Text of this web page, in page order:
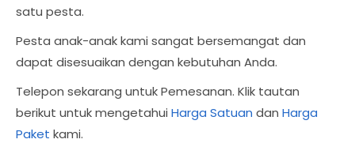
satu pesta.
Pesta anak-anak kami sangat bersemangat dan
dapat disesuaikan dengan kebutuhan Anda.
Telepon sekarang untuk Pemesanan. Klik tautan
berikut untuk mengetahui Harga Satuan dan Harga
Paket kami.